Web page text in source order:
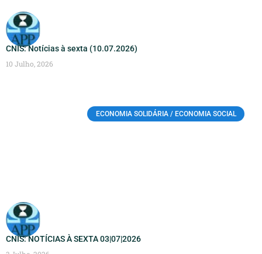
CNIS: Notícias à sexta (10.07.2026)
10 Julho, 2026
ECONOMIA SOLIDÁRIA / ECONOMIA SOCIAL
CNIS: NOTÍCIAS À SEXTA 03|07|2026